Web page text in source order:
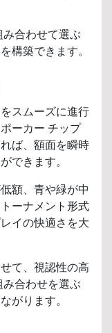
合わせて選ぶ
構築できます。
スムーズに進行
ーカー チップ
ば、額面を瞬時
できます。
額、青や緑が中
ーナメント形式
イの快適さを大
て、視認性の高
合わせを選ぶ
がります。